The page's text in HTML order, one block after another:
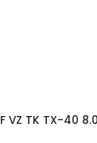
VZ TK TX-40